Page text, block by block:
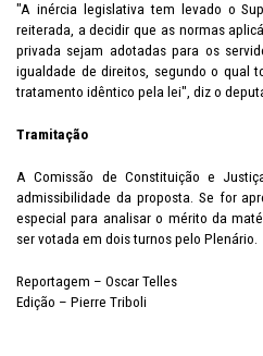
"A inércia legislativa tem levado o
reiterada, a decidir que as normas
privada sejam adotadas para os
igualdade de direitos, segundo o qual
tratamento idêntico pela lei", diz o
Tramitação
A Comissão de Constituição e
admissibilidade da proposta. Se for
especial para analisar o mérito da
ser votada em dois turnos pelo Plenário.
Reportagem – Oscar Telles
Edição – Pierre Triboli